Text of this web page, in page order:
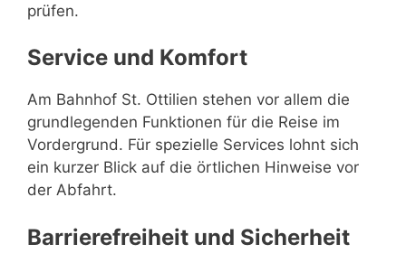
prüfen.
Service und Komfort
Am Bahnhof St. Ottilien stehen vor allem die
grundlegenden Funktionen für die Reise im
Vordergrund. Für spezielle Services lohnt sich
ein kurzer Blick auf die örtlichen Hinweise vor
der Abfahrt.
Barrierefreiheit und Sicherheit